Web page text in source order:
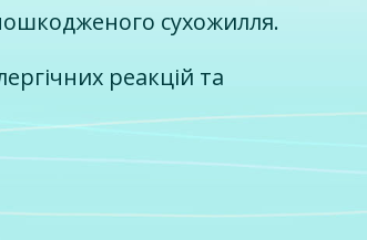
сухожилля.
реакцій та